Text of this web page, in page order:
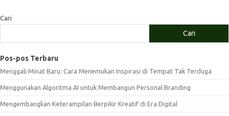
Cari
Cari
Pos-pos Terbaru
Menggali Minat Baru: Cara Menemukan Inspirasi di Tempat Tak Terduga
Menggunakan Algoritma AI untuk Membangun Personal Branding
Mengembangkan Keterampilan Berpikir Kreatif di Era Digital